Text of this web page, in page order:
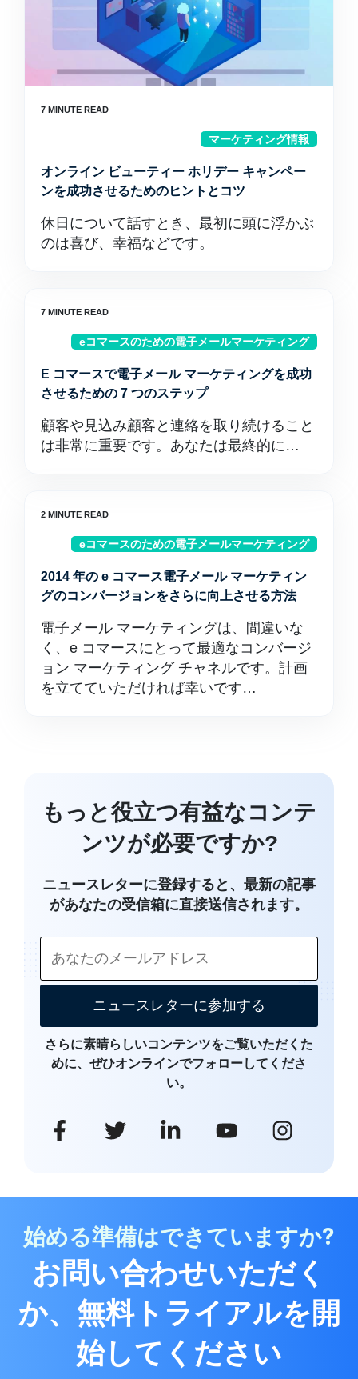
マーケティング情報
オンライン ビューティー ホリデー キャンペー
ンを成功させるためのヒントとコツ
休日について話すとき、最初に頭に浮かぶ
のは喜び、幸福などです。
eコマースのための電子メールマーケティング
E コマースで電子メール マーケティングを成功
させるための 7 つのステップ
顧客や見込み顧客と連絡を取り続けること
は非常に重要です。あなたは最終的に…
eコマースのための電子メールマーケティング
2014 年の e コマース電子メール マーケティン
グのコンバージョンをさらに向上させる方法
電子メール マーケティングは、間違いな
く、e コマースにとって最適なコンバージ
ョン マーケティング チャネルです。計画
を立てていただければ幸いです…
もっと役立つ有益なコンテ
ンツが必要ですか?
ニュースレターに登録すると、最新の記事
があなたの受信箱に直接送信されます。
ニュースレターに参加する
さらに素晴らしいコンテンツをご覧いただくた
めに、ぜひオンラインでフォローしてくださ
い。
始める準備はできていますか?
お問い合わせいただく
か、無料トライアルを開
始してください